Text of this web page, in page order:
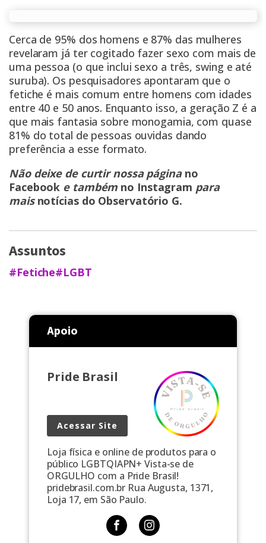
Cerca de 95% dos homens e 87% das mulheres
revelaram já ter cogitado fazer sexo com mais de
uma pessoa (o que inclui sexo a três, swing e até
suruba). Os pesquisadores apontaram que o
fetiche é mais comum entre homens com idades
entre 40 e 50 anos. Enquanto isso, a geração Z é a
que mais fantasia sobre monogamia, com quase
81% do total de pessoas ouvidas dando
preferência a esse formato.
Não deixe de curtir nossa página no
Facebook e também no Instagram para
mais notícias do Observatório G.
Assuntos
#Fetiche#LGBT
Apoio
Pride Brasil
Acessar Site
Loja física e online de produtos para o
público LGBTQIAPN+ Vista-se de
ORGULHO com a Pride Brasil!
pridebrasil.com.br Rua Augusta, 1371,
Loja 17, em São Paulo.